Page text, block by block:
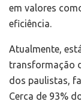
em valores
eficiência.
Atualmente,
transformação
dos paulistas,
Cerca de 93%